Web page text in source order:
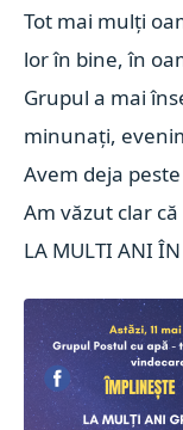
Tot mai mulți
lor în bine, în
Grupul a mai
minunați,
Avem deja
Am văzut clar
LA MULTI ANI ÎN